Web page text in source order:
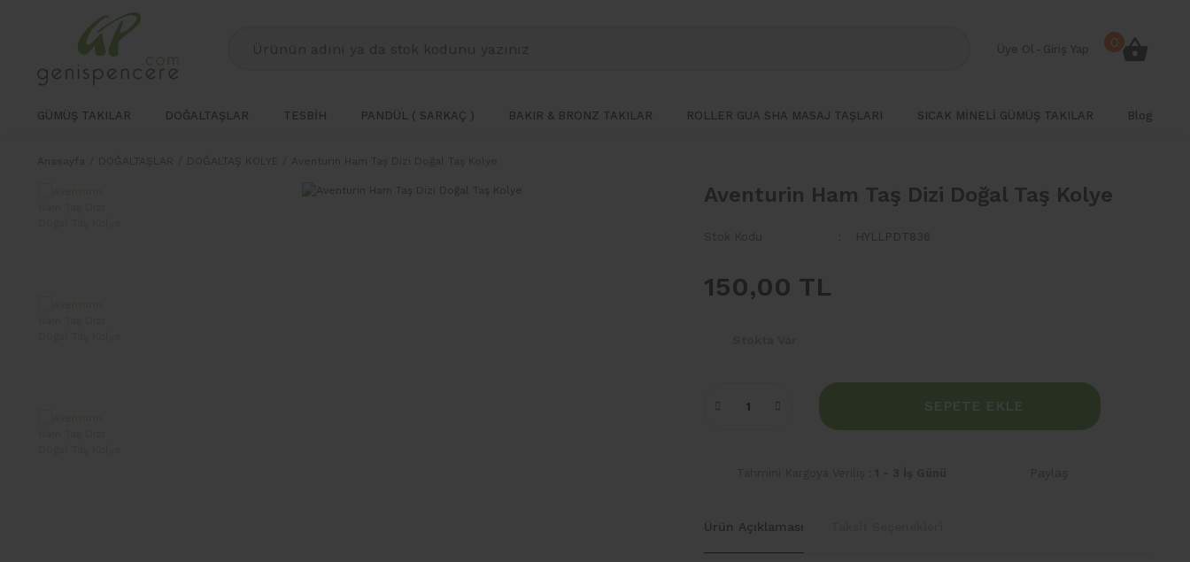
0
GÜMÜŞ TAKILAR DOĞALTAŞLAR TESBİH PANDÜL ( SARKAÇ ) BAKIR & BRONZ TAKILAR ROLLER GUA SHA MASAJ TAŞLARI SICAK MİNELİ GÜMÜŞ TAKILAR Blog
Aventurin Ham Taş Dizi Doğal Taş Kolye
150,00 TL
SEPETE EKLE
Ürün Açıklaması